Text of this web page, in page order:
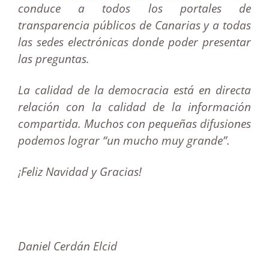
conduce a todos los portales de
transparencia públicos de Canarias y a todas
las sedes electrónicas donde poder presentar
las preguntas.
La calidad de la democracia está en directa
relación con la calidad de la información
compartida. Muchos con pequeñas difusiones
podemos lograr “un mucho muy grande”.
¡Feliz Navidad y Gracias!
Daniel Cerdán Elcid